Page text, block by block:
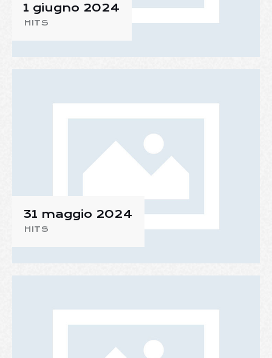
1 giugno 2024
HITS
31 maggio 2024
HITS